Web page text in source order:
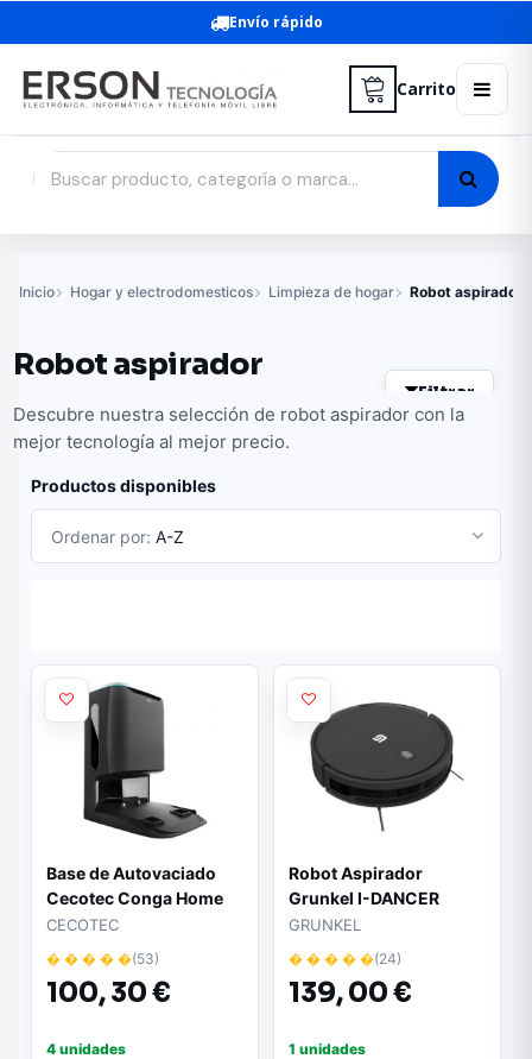
Envío rápido
Carrito
Inicio Hogar y electrodomesticos Limpieza de hogar Robot aspirador
Robot aspirador
Filtrar
Descubre nuestra selección de robot aspirador con la
mejor tecnología al mejor precio.
Productos disponibles
Ordenar por: A-Z
Base de Autovaciado
Cecotec Conga Home
10000/ 2.5L/
Compatible con Series
8000 y 9000
CECOTEC
� � � � �(53)
100,30 €
4 unidades
Robot Aspirador
Grunkel I-DANCER
GYRO/ Friegasuelos/
control por WiFi/ Negro
GRUNKEL
� � � � �(24)
139,00 €
1 unidades